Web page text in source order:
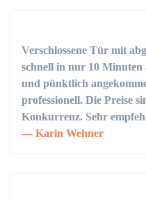
Verschlossene Tür mit
schnell in nur 10 Minuten
und pünktlich
professionell. Die Preise
Konkurrenz. Sehr
Karin Wehner